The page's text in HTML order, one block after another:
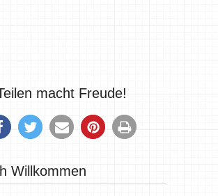
macht Freude!
Willkommen